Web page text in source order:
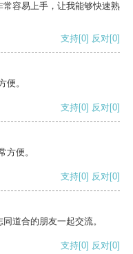
容易上手，让我能够快速熟
支持[0] 反对[0]
便。
支持[0] 反对[0]
方便。
支持[0] 反对[0]
道合的朋友一起交流。
支持[0] 反对[0]